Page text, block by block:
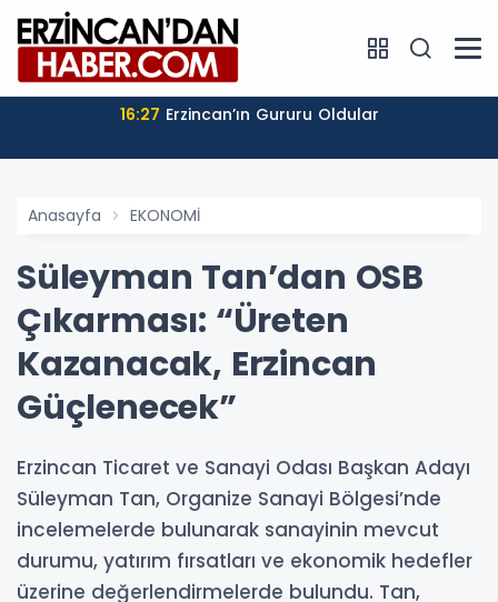
16:27 Erzincan’ın Gururu Oldular
Anasayfa EKONOMİ
Süleyman Tan’dan OSB
Çıkarması: “Üreten
Kazanacak, Erzincan
Güçlenecek”
Erzincan Ticaret ve Sanayi Odası Başkan Adayı
Süleyman Tan, Organize Sanayi Bölgesi’nde
incelemelerde bulunarak sanayinin mevcut
durumu, yatırım fırsatları ve ekonomik hedefler
üzerine değerlendirmelerde bulundu. Tan,